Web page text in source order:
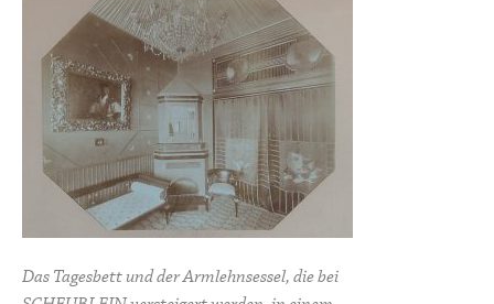
Das Tagesbett und der Armlehnsessel, die bei